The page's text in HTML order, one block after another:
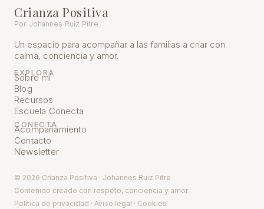
Crianza Positiva
Por Johannes Ruiz Pitre
Un espacio para acompañar a las familias a criar con
calma, conciencia y amor.
EXPLORA
Sobre mí
Blog
Recursos
Escuela Conecta
CONECTA
Acompañamiento
Contacto
Newsletter
© 2026 Crianza Positiva · Johannes Ruiz Pitre
Contenido creado con respeto, conciencia y amor
Política de privacidad · Aviso legal · Cookies